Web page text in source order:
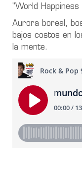
"World Happiness
Aurora boreal,
bajos costos en
la mente.